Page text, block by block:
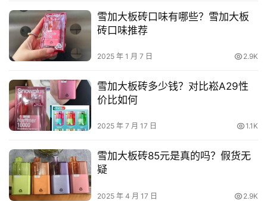
雪加大板砖口味有哪些？雪加大板
砖口味推荐
2025 年 1 月 7 日 2.9K
雪加大板砖多少钱？对比崧A29性
价比如何
2025 年 7 月 17 日 1.1K
雪加大板砖85元是真的吗？假货无
疑
2025 年 4 月 17 日 2.9K